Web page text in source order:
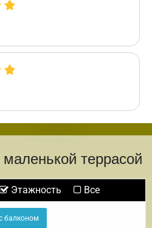
террасой
Этажность Все
балконом